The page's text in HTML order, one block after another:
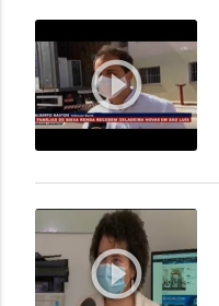
play_circle_outline
play_circle_outline